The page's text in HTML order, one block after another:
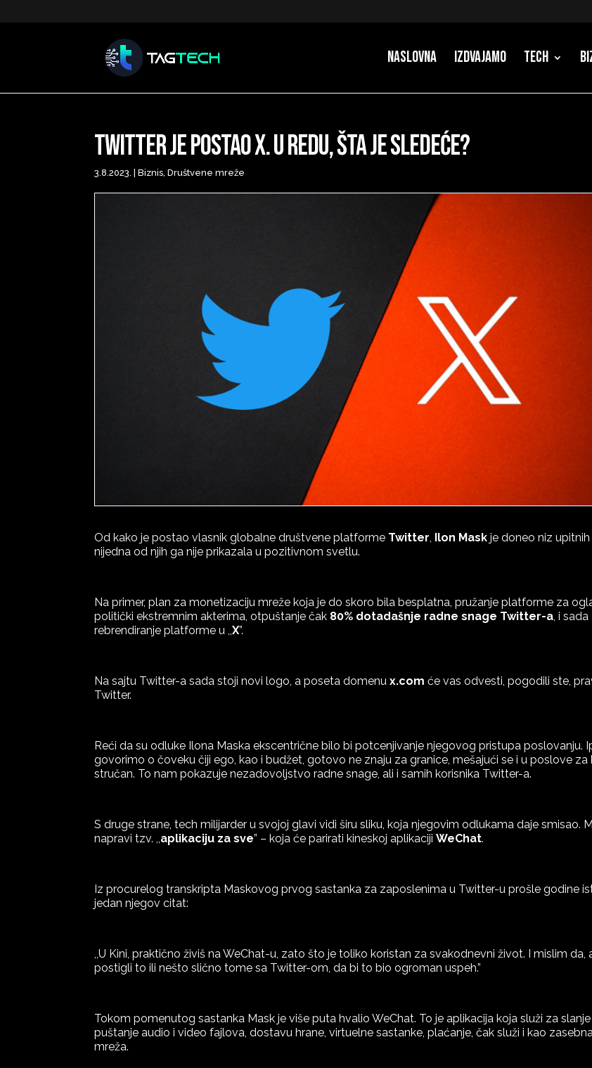
Naslovna Izdvajamo Tech
Twitter je postao X. U redu, šta je sledeće?
3.8.2023. |Biznis,Društvene mreže
Od kako je postao vlasnik globalne društvene platforme Twitter, Ilon Mask je doneo niz
nijedna od njih ga nije prikazala u pozitivnom svetlu.
Na primer, plan za monetizaciju mreže koja je do skoro bila besplatna, pružanje platforme za
politički ekstremnim akterima, otpuštanje čak 80% dotadašnje radne snage Twitter-a, i
rebrendiranje platforme u ,,X”.
Na sajtu Twitter-a sada stoji novi logo, a poseta domenux.com će vas odvesti, pogodili ste,
Twitter.
Reći da su odluke Ilona Maska ekscentrične bilo bi potcenjivanje njegovog pristupa poslovanju.
govorimo o čoveku čiji ego, kao i budžet, gotovo ne znaju za granice, mešajući se i u poslove za
stručan. To nam pokazuje nezadovoljstvo radne snage, ali i samih korisnika Twitter-a.
S druge strane, tech milijarder u svojoj glavi vidi širu sliku, koja njegovim odlukama daje smisao.
napravi tzv. ,,aplikaciju za sve” – koja će parirati kineskoj aplikacijiWeChat.
Iz procurelog transkripta Maskovog prvog sastanka za zaposlenima u Twitter-u prošle godine
jedan njegov citat:
,,U Kini, praktično živiš na WeChat-u, zato što je toliko koristan za svakodnevni život. I mislim da,
postigli to ili nešto slično tome sa Twitter-om, da bi to bio ogroman uspeh.”
Tokom pomenutog sastanka Mask je više puta hvalio WeChat. To je aplikacija koja služi za
puštanje audio i video fajlova, dostavu hrane, virtuelne sastanke, plaćanje, čak služi i kao
mreža.